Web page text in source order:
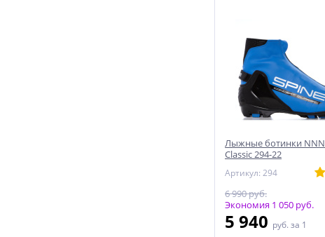
Лыжные ботинки NNN
Classic 294-22
Артикул: 294
6 990 руб.
Экономия 1 050 руб.
5 940 руб. за 1